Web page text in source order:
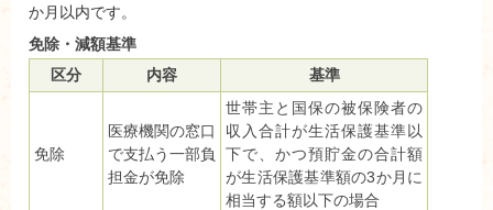
か月以内です。
免除・減額基準
区分 内容 基準
免除
医療機関の窓口
で支払う一部負
担金が免除
世帯主と国保の被保険者の
収入合計が生活保護基準以
下で、かつ預貯金の合計額
が生活保護基準額の3か月に
相当する額以下の場合